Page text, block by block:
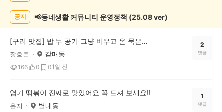
목
공지 📢동네생활 커뮤니티 운영정책 (25.08 ver)
[구리 맛집] 밥 두 공기 그냥 비우고 온 묵은지 고등어조림 끝판왕, 어랑추
장호준 갈매동
166 0 01일 전
2
댓글
엽기 떢볶이 진짜로 맛있어요 꼭 드셔 보새요!!
윤지 별내동
1
댓글